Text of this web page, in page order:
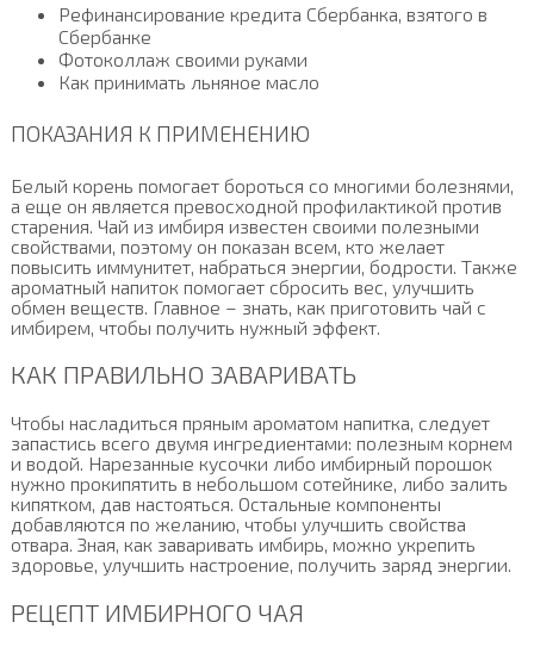
Рефинансирование кредита Сбербанка, взятого в
Сбербанке
Фотоколлаж своими руками
Как принимать льняное масло
ПОКАЗАНИЯ К ПРИМЕНЕНИЮ
Белый корень помогает бороться со многими болезнями,
а еще он является превосходной профилактикой против
старения. Чай из имбиря известен своими полезными
свойствами, поэтому он показан всем, кто желает
повысить иммунитет, набраться энергии, бодрости. Также
ароматный напиток помогает сбросить вес, улучшить
обмен веществ. Главное – знать, как приготовить чай с
имбирем, чтобы получить нужный эффект.
КАК ПРАВИЛЬНО ЗАВАРИВАТЬ
Чтобы насладиться пряным ароматом напитка, следует
запастись всего двумя ингредиентами: полезным корнем
и водой. Нарезанные кусочки либо имбирный порошок
нужно прокипятить в небольшом сотейнике, либо залить
кипятком, дав настояться. Остальные компоненты
добавляются по желанию, чтобы улучшить свойства
отвара. Зная, как заваривать имбирь, можно укрепить
здоровье, улучшить настроение, получить заряд энергии.
РЕЦЕПТ ИМБИРНОГО ЧАЯ